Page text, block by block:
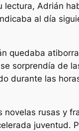
lectura, Adrián
al día
quedaba
sorprendía de
durante las
rusas y
juventud.